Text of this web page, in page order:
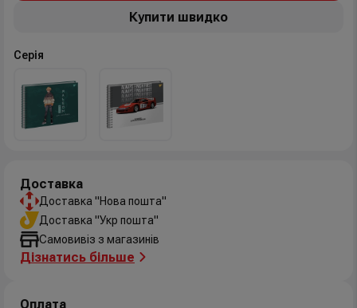
Купити швидко
Серія
Доставка
Доставка "Нова пошта"
Доставка "Укр пошта"
Самовивіз з магазинів
Дізнатись більше
Оплата